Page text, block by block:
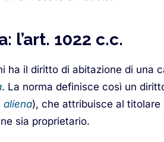
l’art. 1022 c.c.
ha il diritto di abitazione di una
. La norma definisce così un
aliena), che attribuisce al
sia proprietario.